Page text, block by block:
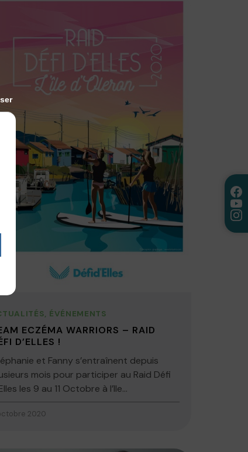
, ÉVÉNEMENTS
ECZÉMA WARRIORS – RAID
D’ELLES !
et Fanny s’entraînent depuis
mois pour participer au Raid Défi
les 9 au 11 Octobre à l’Ile...
2020